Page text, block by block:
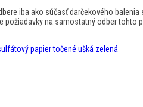
iba ako súčasť darčekového
požiadavky na samostatný odber
papiertočené ušká zelená